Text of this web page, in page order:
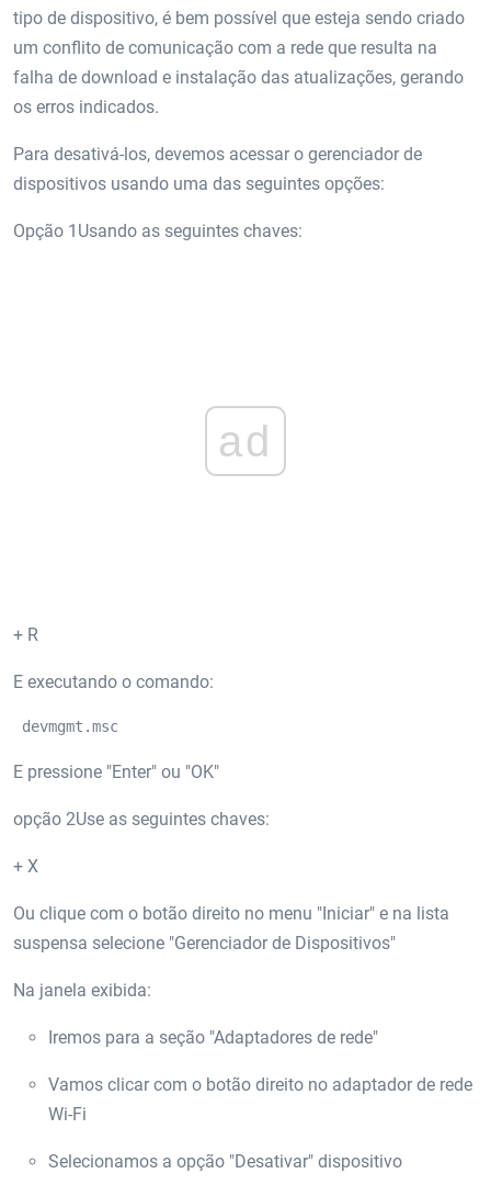
tipo de dispositivo, é bem possível que esteja sendo criado
um conflito de comunicação com a rede que resulta na
falha de download e instalação das atualizações, gerando
os erros indicados.
Para desativá-los, devemos acessar o gerenciador de
dispositivos usando uma das seguintes opções:
Opção 1Usando as seguintes chaves:
ad
+ R
E executando o comando:
devmgmt.msc
E pressione "Enter" ou "OK"
opção 2Use as seguintes chaves:
+ X
Ou clique com o botão direito no menu "Iniciar" e na lista
suspensa selecione "Gerenciador de Dispositivos"
Na janela exibida:
Iremos para a seção "Adaptadores de rede"
Vamos clicar com o botão direito no adaptador de rede
Wi-Fi
Selecionamos a opção "Desativar" dispositivo